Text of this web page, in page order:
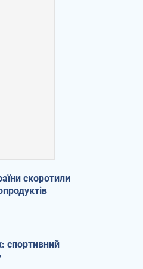
скоротили
спортивний